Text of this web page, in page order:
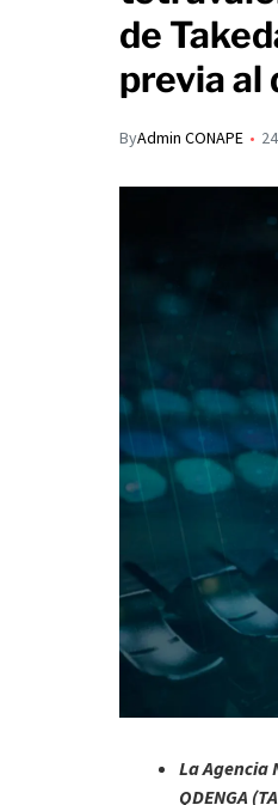
de
previa al
ByAdmin CONAPE
La Agencia
QDENGA